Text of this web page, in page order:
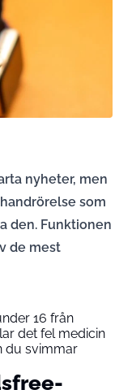
nyheter, men
som
den. Funktionen
de mest
16 från
det fel medicin
du svimmar